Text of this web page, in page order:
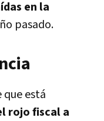
en la
pasado.
que está
rojo fiscal a